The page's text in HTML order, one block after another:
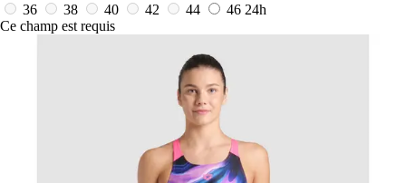
36
38 40 42 44 46 24h
Ce champ est requis